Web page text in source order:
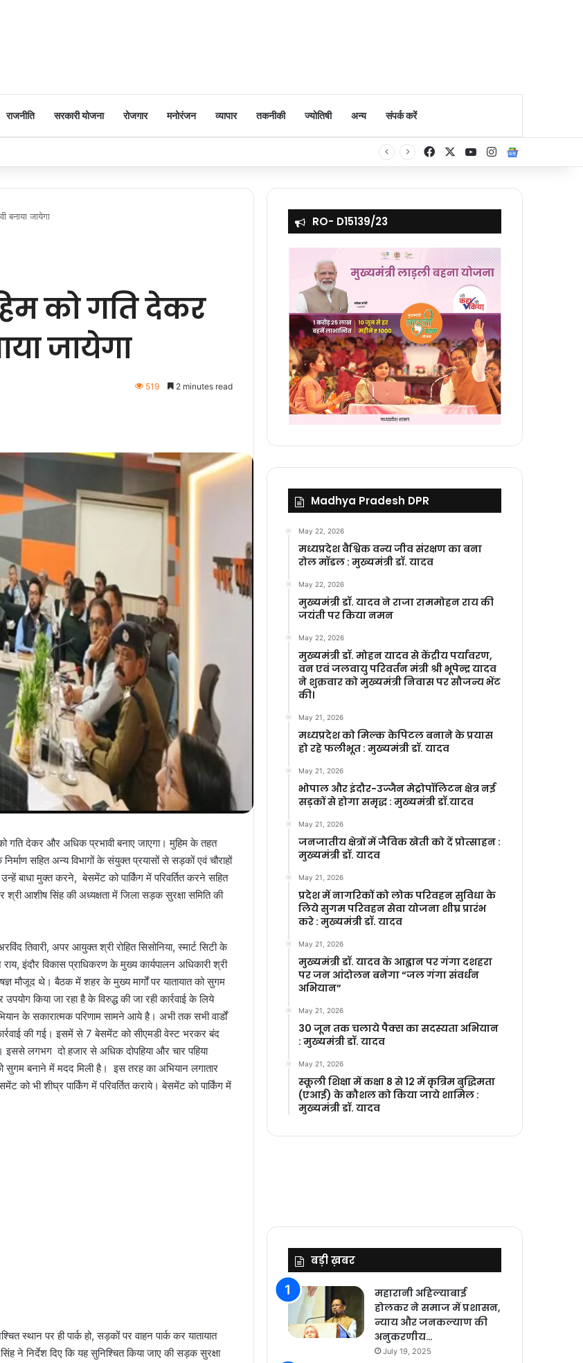
राजनीति सरकारी योजना रोजगार मनोरंजन व्यापार तकनीकी ज्योतिषी अन्य संपर्क करें
FacebookYouTubeInstagram
बनाया जायेगा
को गति देकर
जायेगा
519 2 minutes read
गति देकर और अधिक प्रभावी बनाए जाएगा। मुहिम के तहत
सहित अन्य विभागों के संयुक्त प्रयासों से सड़कों एवं चौराहों
बाधा मुक्त करने, बेसमेंट को पार्किंग में परिवर्तित करने सहित
आशीष सिंह की अध्यक्षता में जिला सड़क सुरक्षा समिति की
अपर आयुक्त श्री रोहित सिसोनिया, स्मार्ट सिटी के
इंदौर विकास प्राधिकरण के मुख्य कार्यपालन अधिकारी श्री
मौजूद थे। बैठक में शहर के मुख्य मार्गों पर यातायात को सुगम
किया जा रहा है के विरुद्ध की जा रही कार्रवाई के लिये
के सकारात्मक परिणाम सामने आये है। अभी तक सभी वार्डों
की गई। इसमें से 7 बेसमेंट को सीएमडी वेस्ट भरकर बंद
इससे लगभग दो हजार से अधिक दोपहिया और चार पहिया
सुगम बनाने में मदद मिली है। इस तरह का अभियान लगातार
भी शीघ्र पार्किंग में परिवर्तित कराये। बेसमेंट को पार्किंग में
पर ही पार्क हो, सड़कों पर वाहन पार्क कर यातायात
ने निर्देश दिए कि यह सुनिश्चित किया जाए की सड़क सुरक्षा
RO- D15139/23
Madhya Pradesh DPR
May 22, 2026
मध्यप्रदेश वैश्विक वन्य जीव संरक्षण का बना
रोल मॉडल : मुख्यमंत्री डॉ. यादव
May 22, 2026
मुख्यमंत्री डॉ. यादव ने राजा राममोहन राय की
जयंती पर किया नमन
May 22, 2026
मुख्यमंत्री डॉ. मोहन यादव से केंद्रीय पर्यावरण,
वन एवं जलवायु परिवर्तन मंत्री श्री भूपेन्द्र यादव
ने शुक्रवार को मुख्यमंत्री निवास पर सौजन्य भेंट
की।
May 21, 2026
मध्यप्रदेश को मिल्क केपिटल बनाने के प्रयास
हो रहे फलीभूत : मुख्यमंत्री डॉ. यादव
May 21, 2026
भोपाल और इंदौर-उज्जैन मेट्रोपॉलिटन क्षेत्र नई
सड़कों से होगा समृद्ध : मुख्यमंत्री डॉ.यादव
May 21, 2026
जनजातीय क्षेत्रों में जैविक खेती को दें प्रोत्साहन :
मुख्यमंत्री डॉ. यादव
May 21, 2026
प्रदेश में नागरिकों को लोक परिवहन सुविधा के
लिये सुगम परिवहन सेवा योजना शीघ्र प्रारंभ
करे : मुख्यमंत्री डॉ. यादव
May 21, 2026
मुख्यमंत्री डॉ. यादव के आह्वान पर गंगा दशहरा
पर जन आंदोलन बनेगा “जल गंगा संवर्धन
अभियान”
May 21, 2026
30 जून तक चलाये पैक्स का सदस्यता अभियान
: मुख्यमंत्री डॉ. यादव
May 21, 2026
स्कूली शिक्षा में कक्षा 8 से 12 में कृ‍त्रिम बुद्धिमता
(एआई) के कौशल को किया जाये शामिल :
मुख्यमंत्री डॉ. यादव
बड़ी ख़बर
महारानी अहिल्याबाई
होलकर ने समाज में प्रशासन,
न्याय और जनकल्याण की
अनुकरणीय…
July 19, 2025